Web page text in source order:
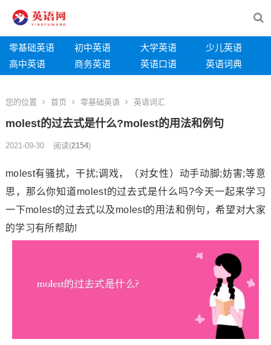
零基础英语 初中英语 大学英语
少儿英语
高中英语
商务英语 英语口语 英语词典
您的位置 首页 零基础英语 英语词汇
molest的过去式是什么?molest的用法和例句
2021-09-30 阅读(2154)
molest有骚扰，干扰;调戏，（对女性）动手动脚;妨害;等意
思，那么你知道molest的过去式是什么吗?今天一起来学习
一下molest的过去式以及molest的用法和例句，希望对大家
的学习有所帮助!